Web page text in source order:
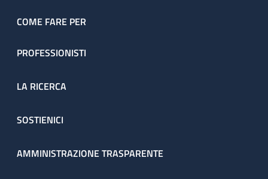
COME FARE PER
PROFESSIONISTI
LA RICERCA
SOSTIENICI
AMMINISTRAZIONE TRASPARENTE